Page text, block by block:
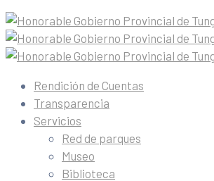
Rendición de Cuentas
Transparencia
Servicios
Red de parques
Museo
Biblioteca